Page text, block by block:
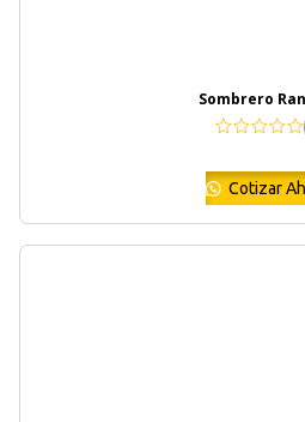
Sombrero
Cotizar